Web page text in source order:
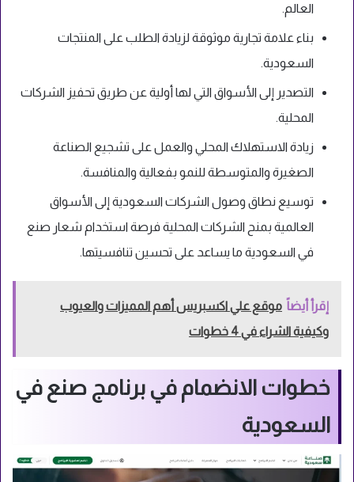
العالم.
بناء علامة تجارية موثوقة لزيادة الطلب على المنتجات
السعودية.
التصدير إلى الأسواق التي لها أولية عن طريق تحفيز الشركات
المحلية.
زيادة الاستهلاك المحلي والعمل على تشجيع الصناعة
الصغيرة والمتوسطة للنمو بفعالية والمنافسة.
توسيع نطاق وصول الشركات السعودية إلى الأسواق
العالمية بمنح الشركات المحلية فرصة استخدام شعار صنع
في السعودية ما يساعد على تحسين تنافسيتها.
إقرأ أيضاً موقع علي اكسبريس أهم المميزات والعيوب
وكيفية الشراء في 4 خطوات
خطوات الانضمام في برنامج صنع في
السعودية